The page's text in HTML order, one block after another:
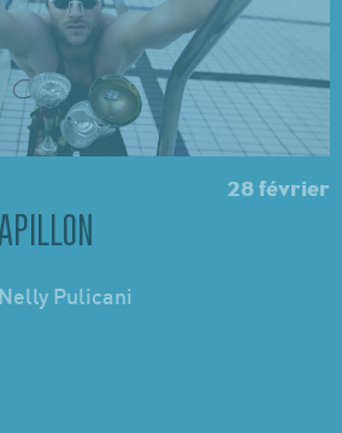
28 février
Pulicani